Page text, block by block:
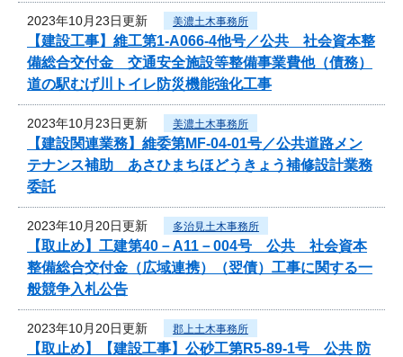
2023年10月23日更新 美濃土木事務所
【建設工事】維工第1-A066-4他号／公共 社会資本整
備総合交付金 交通安全施設等整備事業費他（債務）
道の駅むげ川トイレ防災機能強化工事
2023年10月23日更新 美濃土木事務所
【建設関連業務】維委第MF-04-01号／公共道路メン
テナンス補助 あさひまちほどうきょう補修設計業務
委託
2023年10月20日更新 多治見土木事務所
【取止め】工建第40－A11－004号 公共 社会資本
整備総合交付金（広域連携）（翌債）工事に関する一
般競争入札公告
2023年10月20日更新 郡上土木事務所
【取止め】【建設工事】公砂工第R5-89-1号 公共 防